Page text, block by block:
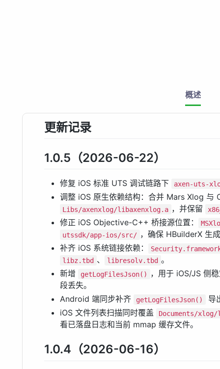
概述
更新记录
1.0.5（2026-06-22）
修复 iOS 标准 UTS 调试链路下 axen-uts-
调整 iOS 原生依赖结构：合并 Mars Xlog 与
Libs/axenxlog/libaxenxlog.a ，并保留
修正 iOS Objective-C++ 桥接源位置：
utssdk/app-ios/src/ ，确保 HBuilderX 生
补齐 iOS 系统链接依赖：
libz.tbd 、 libresolv.tbd 。
新增
getLogFilesJson()
，用于 iOS/JS 侧
段丢失。
Android 端同步补齐
getLogFilesJson()
导
iOS 文件列表扫描同时覆盖
Documents/
看已落盘日志和当前 mmap 缓存文件。
1.0.4（2026-06-16）